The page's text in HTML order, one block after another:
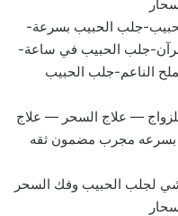
جلب الحبيب بسرعة-
جلب الحبيب في ساعة-
الناعم-جلب الحبيب
— علاج السحر — علاج
بسرعه مجرب مضمون ثقه
لجلب الحبيب وفك السحر